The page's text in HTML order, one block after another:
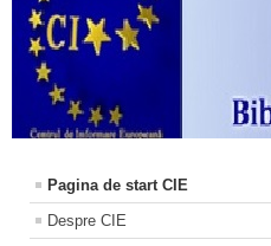
Pagina de start CIE
Despre CIE